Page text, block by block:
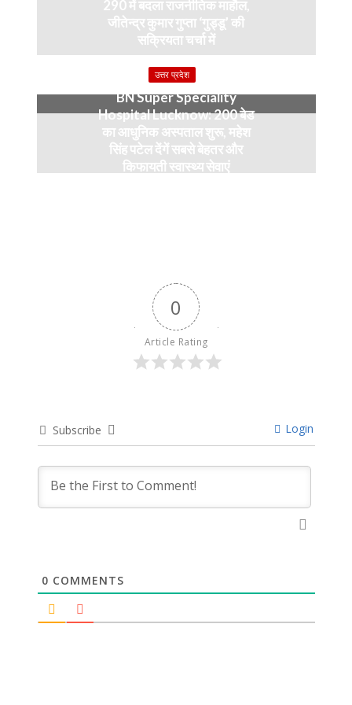
290 में बदला राजनीतिक माहौल,
जीतेन्द्र कुमार गुप्ता ‘गुड्डू’ की
सक्रियता चर्चा में
4 months ago
उत्तर प्रदेश
BN Super Speciality
Hospital Lucknow: 200 बेड
का आधुनिक अस्पताल शुरू, महेश
सिंह पटेल देंगें सबसे बेहतर और
किफायती स्वास्थ्य सेवाएं
0
Article Rating
Subscribe Login
0 COMMENTS